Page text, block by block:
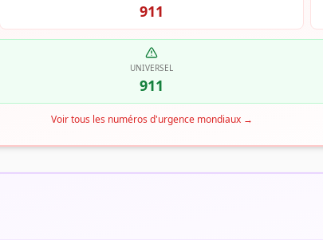
911
UNIVERSEL
911
Voir tous les numéros d'urgence mondiaux→